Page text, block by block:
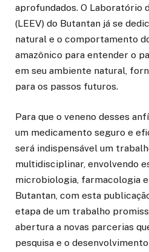
aprofundados. O Laboratório
(LEEV) do Butantan já se
natural e o comportamento
amazônico para entender o
em seu ambiente natural,
para os passos futuros.
Para que o veneno desses
um medicamento seguro e
será indispensável um
multidisciplinar, envolvendo
microbiologia, farmacologia
Butantan, com esta
etapa de um trabalho
abertura a novas parcerias
pesquisa e o